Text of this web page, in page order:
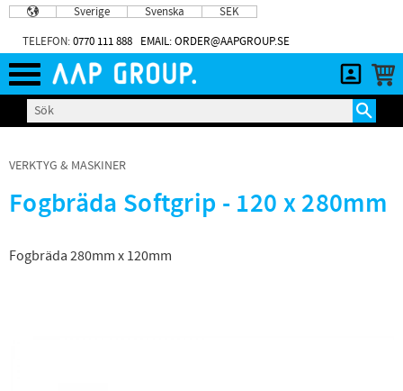
Meny
Sverige Svenska SEK
TELEFON:0770 111 888 EMAIL: ORDER@AAPGROUP.SE
VERKTYG & MASKINER
Fogbräda Softgrip - 120 x 280mm
Fogbräda 280mm x 120mm